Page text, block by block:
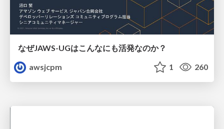
なぜJAWS-UGはこんなにも活発なのか？
awsjcpm
1 260